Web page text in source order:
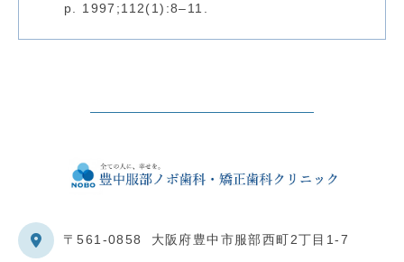
p. 1997;112(1):8–11.
〒561-0858 大阪府豊中市服部西町2丁目1-7